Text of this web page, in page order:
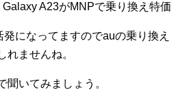
A23がMNPで乗り換え特価
になってますのでauの乗り換え
れませんね。
聞いてみましょう。